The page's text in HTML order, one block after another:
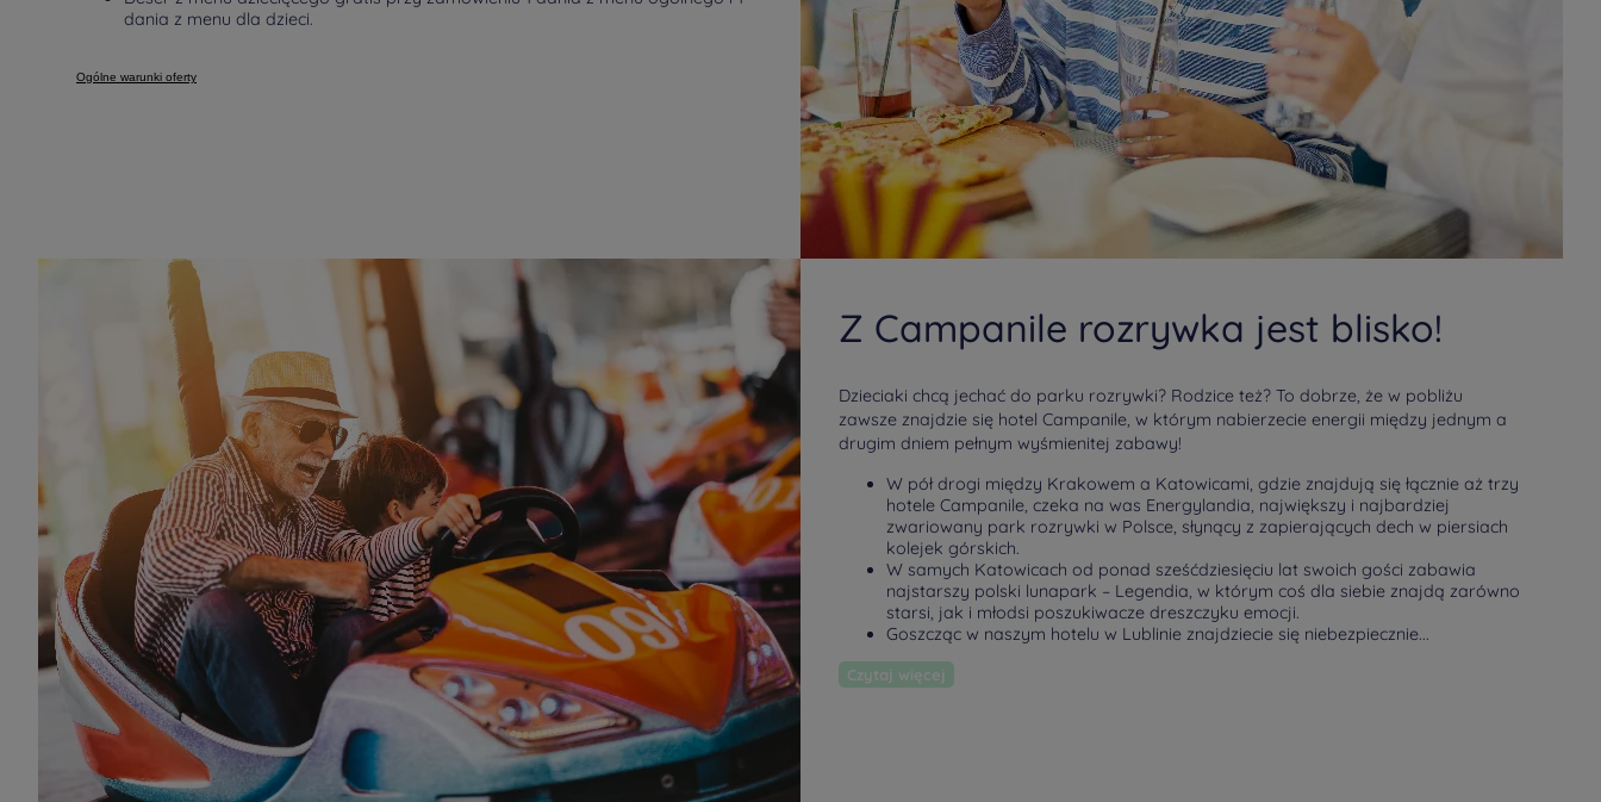
dania z menu dla dzieci.
Ogólne warunki oferty
Z Campanile rozrywka jest blisko!
Dzieciaki chcą jechać do parku rozrywki? Rodzice też? To dobrze, że w pobliżu
zawsze znajdzie się hotel Campanile, w którym nabierzecie energii między jednym a
drugim dniem pełnym wyśmienitej zabawy!
W pół drogi między Krakowem a Katowicami, gdzie znajdują się łącznie aż trzy
hotele Campanile, czeka na was Energylandia, największy i najbardziej
zwariowany park rozrywki w Polsce, słynący z zapierających dech w piersiach
kolejek górskich.
W samych Katowicach od ponad sześćdziesięciu lat swoich gości zabawia
najstarszy polski lunapark – Legendia, w którym coś dla siebie znajdą zarówno
starsi, jak i młodsi poszukiwacze dreszczyku emocji.
Goszcząc w naszym hotelu w Lublinie znajdziecie się niebezpiecznie...
Czytaj więcej